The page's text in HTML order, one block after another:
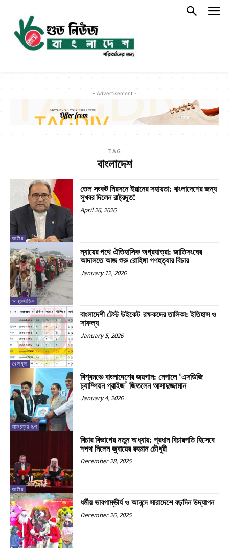
- Advertisement -
TAG
বাংলাদেশ
জাতীয়
তেল সংকট নিরসনে ইরানের সহায়তা: বাংলাদেশের জন্য
সুখবর দিলেন রাষ্ট্রদূত!
April 26, 2026
আন্তর্জাতিক
ন্যায়ের পথে ঐতিহাসিক অগ্রযাত্রা: জাতিসংঘের
আদালতে আজ শুরু রোহিঙ্গা গণহত্যার বিচার
January 12, 2026
খেলাধুলা
বাংলাদেশী টেস্ট উইকেট-রক্ষকদের তালিকা: ইতিহাস ও
সাফল্য
January 5, 2026
সাফল্যের গল্প
বিশ্বমঞ্চে বাংলাদেশের জয়গান: নেপালে ‘এসডিজি
চ্যাম্পিয়ন প্রাইজ’ জিতলেন আসাদুজ্জামান
January 4, 2026
জাতীয়
বিচার বিভাগের নতুন অধ্যায়: প্রধান বিচারপতি হিসেবে
শপথ নিলেন জুবায়ের রহমান চৌধুরী
December 28, 2025
ধর্মীয় ভাবগাম্ভীর্য ও আনন্দে সারাদেশে বড়দিন উদ্‌যাপন
December 26, 2025